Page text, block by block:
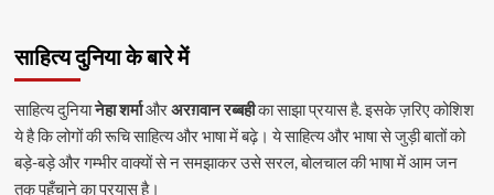
साहित्य दुनिया के बारे में
साहित्य दुनियानेहा शर्माऔरअरग़वान रब्बहीका साझा प्रयास है. इसके ज़रिए कोशिश
ये है कि लोगों की रूचि साहित्य और भाषा में बढ़े। ये साहित्य और भाषा से जुड़ी बातों को
बड़े-बड़े और गम्भीर वाक्यों से न समझाकर उसे सरल, बोलचाल की भाषा में आम जन
तक पहुँचाने का प्रयास है।